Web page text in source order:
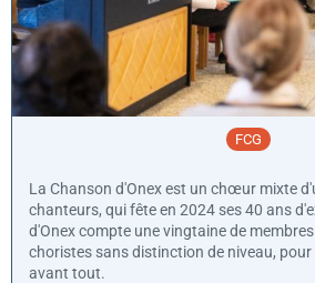
FCG
La Chanson d'Onex est un chœur mixte
chanteurs, qui fête en 2024 ses 40 ans
d'Onex compte une vingtaine de
choristes sans distinction de niveau,
avant tout.